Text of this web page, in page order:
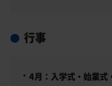
行事
4月：入学式・始業式